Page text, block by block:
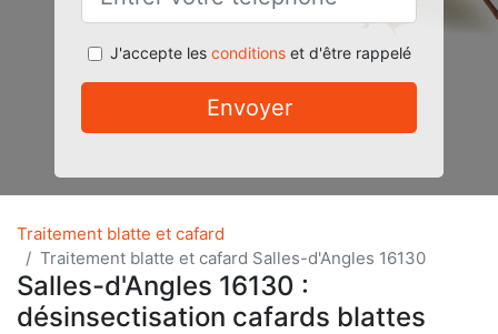
J'accepte les conditionset d'être rappelé
Envoyer
Traitement blatte et cafard
Traitement blatte et cafard Salles-d'Angles 16130
Salles-d'Angles 16130 :
désinsectisation cafards blattes